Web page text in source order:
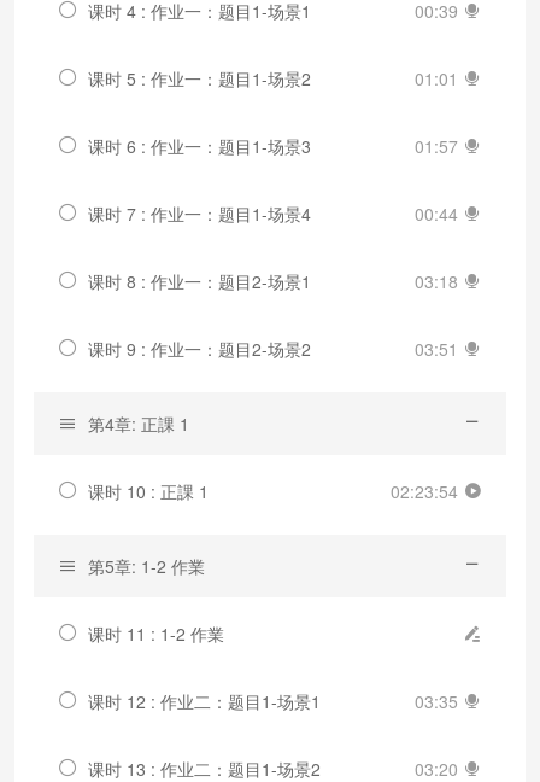
课时 4 : 作业一：题目1-场景1 00:39
课时 5 : 作业一：题目1-场景2 01:01
课时 6 : 作业一：题目1-场景3 01:57
课时 7 : 作业一：题目1-场景4 00:44
课时 8 : 作业一：题目2-场景1 03:18
课时 9 : 作业一：题目2-场景2 03:51
第4章: 正課 1
课时 10 : 正課 1 02:23:54
第5章: 1-2 作業
课时 11 : 1-2 作業
课时 12 : 作业二：题目1-场景1 03:35
课时 13 : 作业二：题目1-场景2 03:20